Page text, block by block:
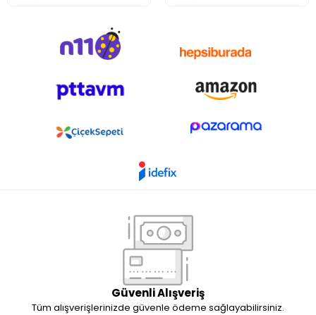
Güvenli Alışveriş
Tüm alışverişlerinizde güvenle ödeme sağlayabilirsiniz.